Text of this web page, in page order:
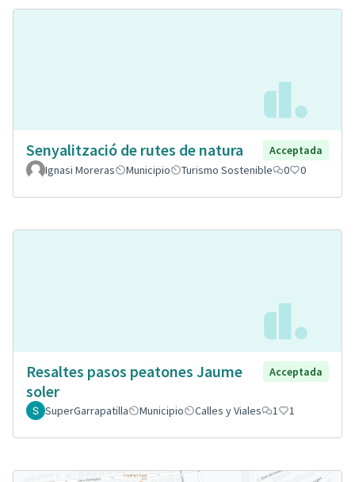
Senyalització de rutes de natura
Acceptada
Ignasi Moreras
Municipio Turismo Sostenible 0 0
Resaltes pasos peatones Jaume
soler
Acceptada
SuperGarrapatilla Municipio Calles y Viales 1 1